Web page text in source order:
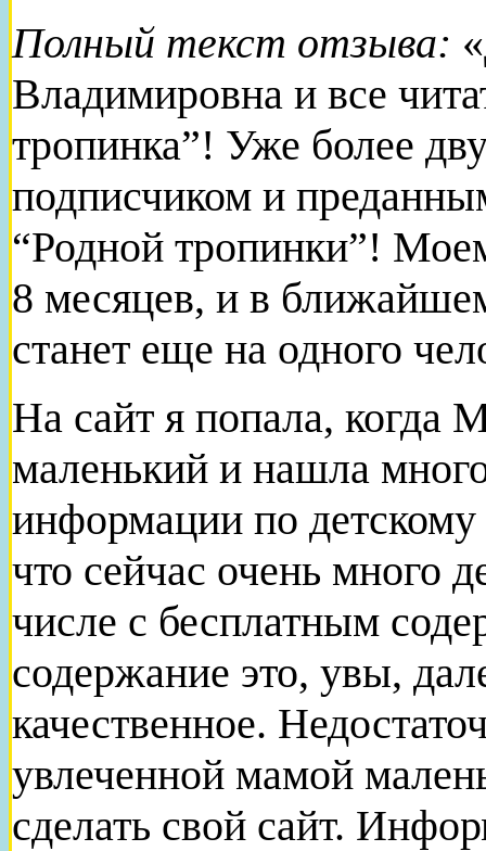
Полный текст отзыва:
Владимировна и все
тропинка”! Уже более
подписчиком и
“Родной тропинки”!
8 месяцев, и в
станет еще на одного
На сайт я попала, когда
маленький и нашла
информации по
что сейчас очень много
числе с бесплатным
содержание это, увы,
качественное.
увлеченной мамой
сделать свой сайт.